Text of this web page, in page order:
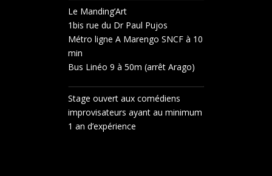
Le Manding’Art
1bis rue du Dr Paul Pujos
Métro ligne A Marengo SNCF à 10
min
Bus Linéo 9 à 50m (arrêt Arago)
Stage ouvert aux comédiens
improvisateurs ayant au minimum
1 an d’expérience